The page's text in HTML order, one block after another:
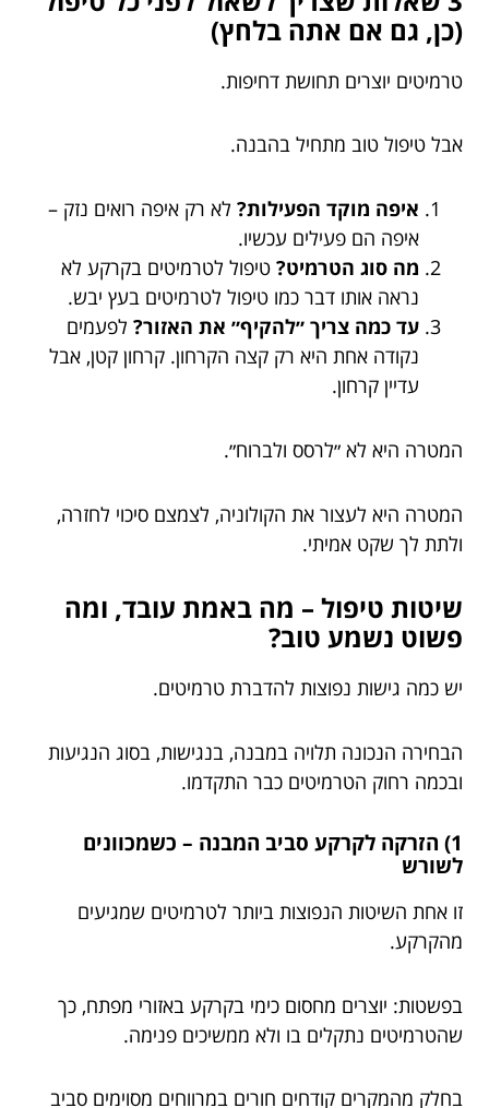
(כן, גם אם אתה בלחץ)
טרמיטים יוצרים תחושת דחיפות.
אבל טיפול טוב מתחיל בהבנה.
איפה מוקד הפעילות? לא רק איפה רואים נזק –
איפה הם פעילים עכשיו.
מה סוג הטרמיט? טיפול לטרמיטים בקרקע לא
נראה אותו דבר כמו טיפול לטרמיטים בעץ יבש.
עד כמה צריך ״להקיף״ את האזור? לפעמים
נקודה אחת היא רק קצה הקרחון. קרחון קטן, אבל
עדיין קרחון.
המטרה היא לא ״לרסס ולברוח״.
המטרה היא לעצור את הקולוניה, לצמצם סיכוי לחזרה,
ולתת לך שקט אמיתי.
שיטות טיפול – מה באמת עובד, ומה
פשוט נשמע טוב?
יש כמה גישות נפוצות להדברת טרמיטים.
הבחירה הנכונה תלויה במבנה, בנגישות, בסוג הנגיעות
ובכמה רחוק הטרמיטים כבר התקדמו.
1) הזרקה לקרקע סביב המבנה – כשמכוונים
לשורש
זו אחת השיטות הנפוצות ביותר לטרמיטים שמגיעים
מהקרקע.
בפשטות: יוצרים מחסום כימי בקרקע באזורי מפתח, כך
שהטרמיטים נתקלים בו ולא ממשיכים פנימה.
בחלק מהמקרים קודחים חורים במרווחים מסוימים סביב